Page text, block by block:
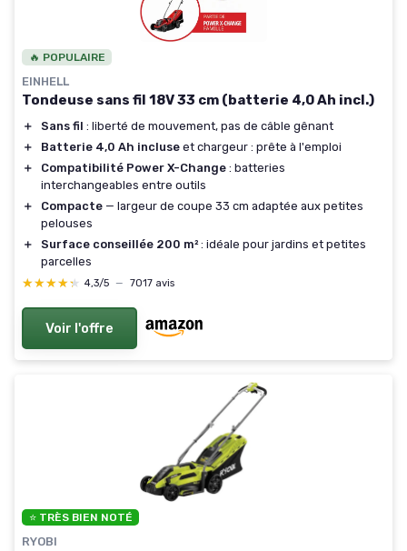
🔥 POPULAIRE
EINHELL
Tondeuse sans fil 18V 33 cm (batterie 4,0 Ah incl.)
＋ Sans fil : liberté de mouvement, pas de câble gênant
＋
Batterie 4,0 Ah incluse et chargeur : prête à l'emploi
＋
Compatibilité Power X-Change : batteries
interchangeables entre outils
＋
Compacte — largeur de coupe 33 cm adaptée aux petites
pelouses
＋
Surface conseillée 200 m²: idéale pour jardins et petites
parcelles
★★★★★
★★★★★ 4,3/5 — 7017 avis
Voir l'offre
⭐ TRÈS BIEN NOTÉ
RYOBI